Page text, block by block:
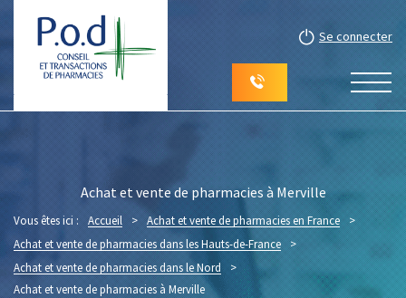
Se connecter
Achat et vente de pharmacies à Merville
Vous êtes ici : Accueil > Achat et vente de pharmacies en France
>
Achat et vente de pharmacies dans les Hauts-de-France >
Achat et vente de pharmacies dans le Nord
>
Achat et vente de pharmacies à Merville